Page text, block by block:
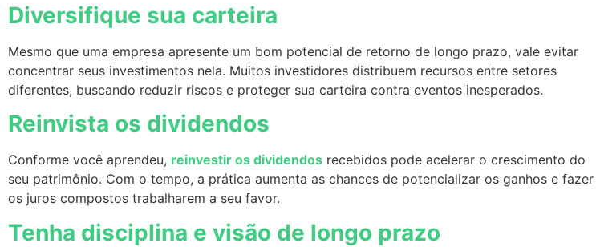
Diversifique sua carteira
Mesmo que uma empresa apresente um bom potencial de retorno de longo prazo, vale evitar
concentrar seus investimentos nela. Muitos investidores distribuem recursos entre setores
diferentes, buscando reduzir riscos e proteger sua carteira contra eventos inesperados.
Reinvista os dividendos
Conforme você aprendeu, reinvestir os dividendos recebidos pode acelerar o crescimento do
seu patrimônio. Com o tempo, a prática aumenta as chances de potencializar os ganhos e fazer
os juros compostos trabalharem a seu favor.
Tenha disciplina e visão de longo prazo